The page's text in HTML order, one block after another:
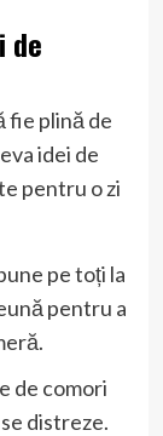
de
fie plină de
idei de
pentru o zi
pe toți la
pentru a
de comori
distreze.